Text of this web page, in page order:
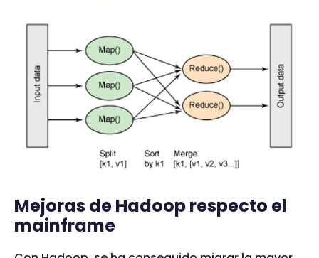
Mejoras de Hadoop respecto el
mainframe